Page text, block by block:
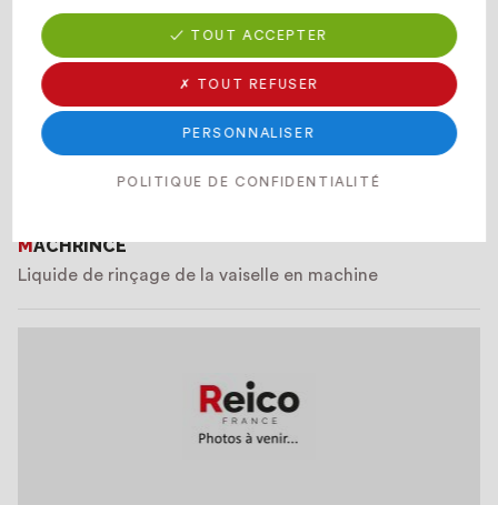
MACHRINCE
Liquide de rinçage de la vaiselle en machine
✓ TOUT ACCEPTER
✗ TOUT REFUSER
PERSONNALISER
POLITIQUE DE CONFIDENTIALITÉ